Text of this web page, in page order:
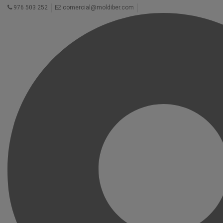
976 503 252 comercial@moldiber.com